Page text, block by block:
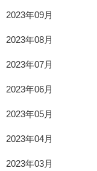
2023年09月
2023年08月
2023年07月
2023年06月
2023年05月
2023年04月
2023年03月